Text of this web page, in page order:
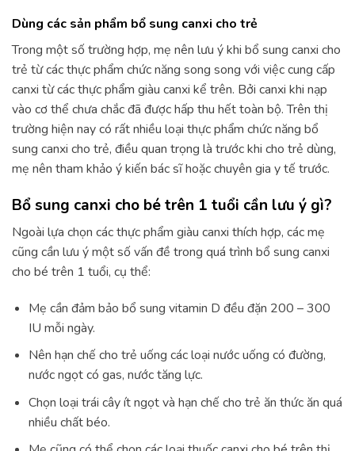
Dùng các sản phẩm bổ sung canxi cho trẻ
Trong một số trường hợp, mẹ nên lưu ý khi bổ sung canxi cho
trẻ từ các thực phẩm chức năng song song với việc cung cấp
canxi từ các thực phẩm giàu canxi kể trên. Bởi canxi khi nạp
vào cơ thể chưa chắc đã được hấp thu hết toàn bộ. Trên thị
trường hiện nay có rất nhiều loại thực phẩm chức năng bổ
sung canxi cho trẻ, điều quan trọng là trước khi cho trẻ dùng,
mẹ nên tham khảo ý kiến bác sĩ hoặc chuyên gia y tế trước.
Bổ sung canxi cho bé trên 1 tuổi cần lưu ý gì?
Ngoài lựa chọn các thực phẩm giàu canxi thích hợp, các mẹ
cũng cần lưu ý một số vấn đề trong quá trình bổ sung canxi
cho bé trên 1 tuổi, cụ thể:
Mẹ cần đảm bảo bổ sung vitamin D đều đặn 200 – 300
IU mỗi ngày.
Nên hạn chế cho trẻ uống các loại nước uống có đường,
nước ngọt có gas, nước tăng lực.
Chọn loại trái cây ít ngọt và hạn chế cho trẻ ăn thức ăn quá
nhiều chất béo.